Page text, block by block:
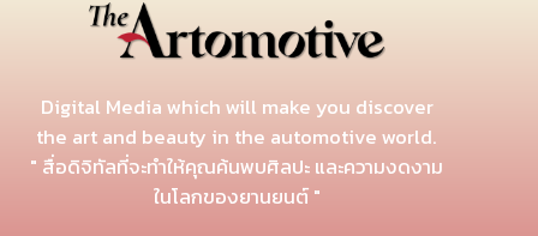
Digital Media which will make you discover
the art and beauty in the automotive world.
" สื่อดิจิทัลที่จะทำให้คุณค้นพบศิลปะ และความงดงาม
ในโลกของยานยนต์ "